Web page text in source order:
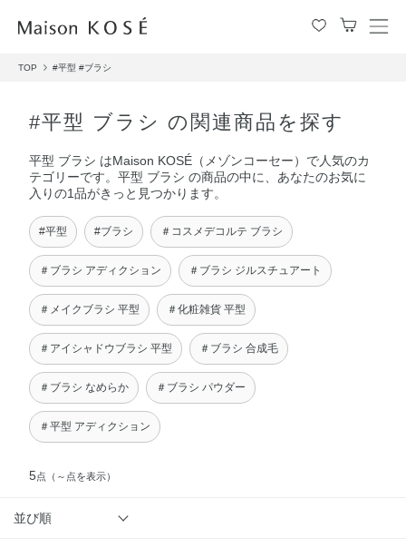
メ
TOP #平型 #ブラシ
#平型 ブラシ の関連商品を探す
平型 ブラシ はMaison KOSÉ（メゾンコーセー）で人気のカ
テゴリーです。平型 ブラシ の商品の中に、あなたのお気に
入りの1品がきっと見つかります。
#平型 #ブラシ ＃コスメデコルテ ブラシ
＃ブラシ アディクション ＃ブラシ ジルスチュアート
＃メイクブラシ 平型 ＃化粧雑貨 平型
＃アイシャドウブラシ 平型 ＃ブラシ 合成毛
＃ブラシ なめらか ＃ブラシ パウダー
＃平型 アディクション
5点 （～点を表示）
並び順